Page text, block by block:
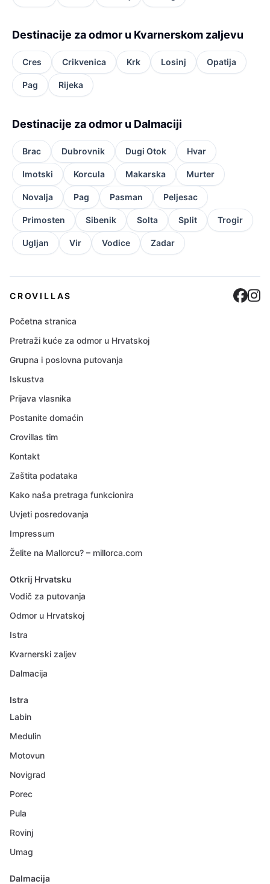
Destinacije za odmor u Kvarnerskom zaljevu
Cres Crikvenica Krk Losinj Opatija
Pag Rijeka
Destinacije za odmor u Dalmaciji
Brac Dubrovnik Dugi Otok Hvar
Imotski Korcula Makarska Murter
Novalja Pag Pasman Peljesac
Primosten Sibenik Solta Split Trogir
Ugljan Vir Vodice Zadar
CROVILLAS
Početna stranica
Pretraži kuće za odmor u Hrvatskoj
Grupna i poslovna putovanja
Iskustva
Prijava vlasnika
Postanite domaćin
Crovillas tim
Kontakt
Zaštita podataka
Kako naša pretraga funkcionira
Uvjeti posredovanja
Impressum
Želite na Mallorcu? – millorca.com
Otkrij Hrvatsku
Vodič za putovanja
Odmor u Hrvatskoj
Istra
Kvarnerski zaljev
Dalmacija
Istra
Labin
Medulin
Motovun
Novigrad
Porec
Pula
Rovinj
Umag
Dalmacija